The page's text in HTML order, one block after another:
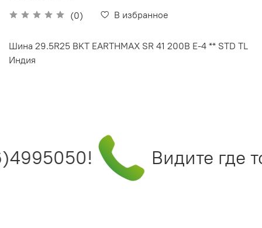
(0) В избранное
Шина 29.5R25 BKT EARTHMAX SR 41 200B E-4 ** STD TL
Индия
Видите где